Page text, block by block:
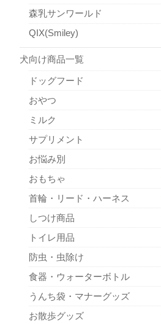
森乳サンワールド
QIX(Smiley)
犬向け商品一覧
ドッグフード
おやつ
ミルク
サプリメント
お悩み別
おもちゃ
首輪・リード・ハーネス
しつけ商品
トイレ用品
防虫・虫除け
食器・ウォーターボトル
うんち袋・マナーグッズ
お散歩グッズ